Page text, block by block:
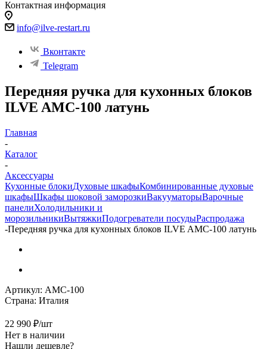
Контактная информация
info@ilve-restart.ru
Вконтакте
Telegram
Передняя ручка для кухонных блоков
ILVE AMC-100 латунь
Главная
-
Каталог
-
Аксессуары
Кухонные блокиДуховые шкафыКомбинированные духовые
шкафыШкафы шоковой заморозкиВакууматорыВарочные
панелиХолодильники и
морозильникиВытяжкиПодогреватели посудыРаспродажа
-Передняя ручка для кухонных блоков ILVE AMC-100 латунь
Артикул: AMC-100
Страна: Италия
22 990 ₽/шт
Нет в наличии
Нашли дешевле?